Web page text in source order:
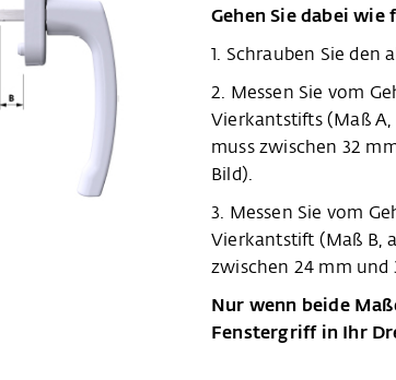
Gehen Sie dabei wie
1. Schrauben Sie den
2. Messen Sie vom
Vierkantstifts (Maß A,
muss zwischen 32
Bild).
3. Messen Sie vom
Vierkantstift (Maß B,
zwischen 24 mm und
Nur wenn beide
Fenstergriff in Ihr